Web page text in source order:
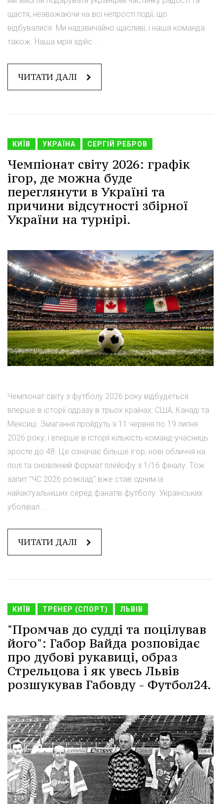
щастя, незважаючи на всі непрості події, що
відбувалися. Ми надзвичайно щасливі, і наша команда
також. Наша мрія здійс...
ЧИТАТИ ДАЛІ
КИЇВ УКРАЇНА СЕРГІЙ РЕБРОВ
Чемпіонат світу 2026: графік
ігор, де можна буде
переглянути в Україні та
причини відсутності збірної
України на турнірі.
Чемпіонат світу з футболу 2026 року відбудеться
вперше в історії одразу в трьох країнах: США, Канаді та
Мексиці. Змагання пройдуть з 11 червня по 19 липня
2026 року, і вперше в історії кількість команд-учасниць
зросте до 48. Це означає більше ігор, нові обличчя на
полі та оновлений формат плейофу з 1/16 фіналу. Тож
запит "ЧС 2026 розклад" вже став одним із
найактуальніших серед фанатів футболу. Українських
уболівал...
ЧИТАТИ ДАЛІ
КИЇВ ТРЕНЕР (СПОРТ) ЛЬВІВ
"Промчав до судді та поцілував
його": Габор Вайда розповідає
про дубові рукавиці, образ
Стрельцова і як увесь Львів
розшукував Габовду - Футбол24.